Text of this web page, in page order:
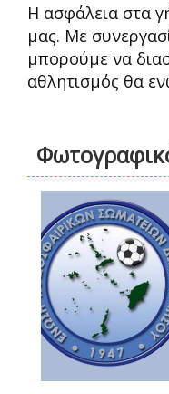
Η ασφάλεια στα
μας. Με
μπορούμε να
αθλητισμός θα